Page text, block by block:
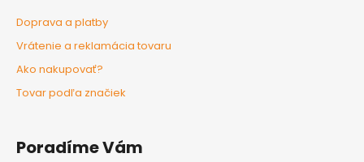
Doprava a platby
Vrátenie a reklamácia tovaru
Ako nakupovať?
Tovar podľa značiek
Poradíme Vám